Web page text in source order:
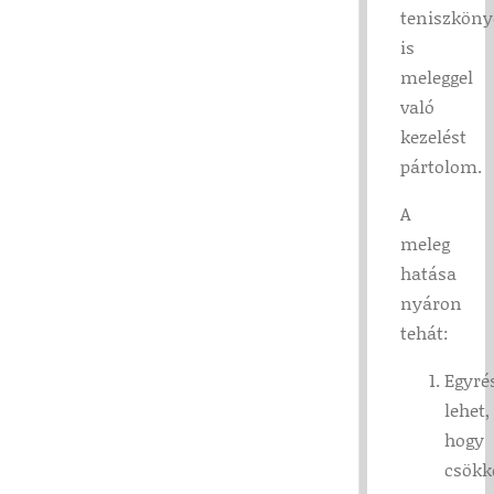
is
meleggel
való
kezelést
pártolom.
A
meleg
hatása
nyáron
tehát:
lehet,
hogy